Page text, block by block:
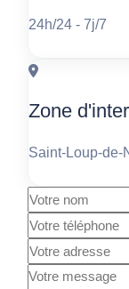
24h/24 - 7j/7
Zone
Saint-Loup-de-